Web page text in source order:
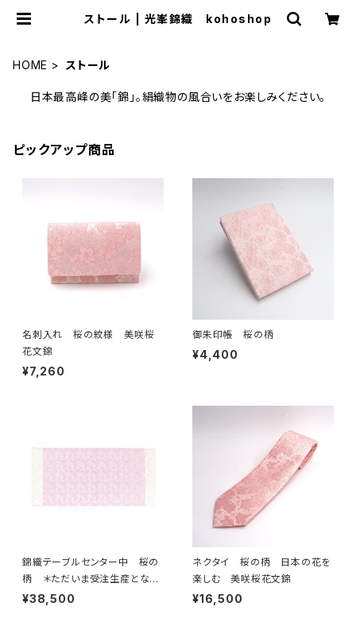
ストール | 光峯錦織 kohoshop
HOME ストール
日本最高峰の美「錦」。絹織物の風合いをお楽しみください。
ピックアップ商品
名刺入れ 桜の紋様 美咲桜
花文錦
¥7,260
御朱印帳 桜の柄
¥4,400
錦織テーブルセンター中 桜の
柄 ＊ただいま受注生産となり
ます。
¥38,500
ネクタイ 桜の柄 日本の花を
楽しむ 美咲桜花文錦
¥16,500